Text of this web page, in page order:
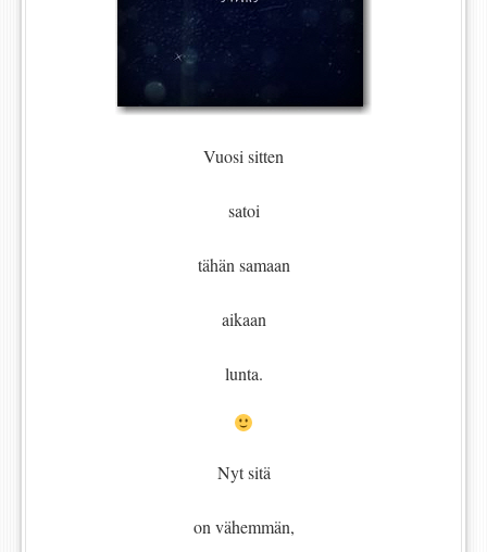
Vuosi sitten
satoi
tähän samaan
aikaan
lunta.
Nyt sitä
on vähemmän,